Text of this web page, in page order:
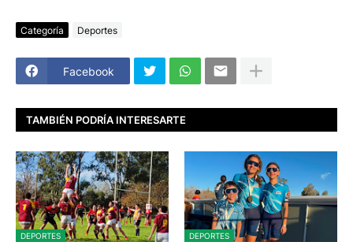
Categoría Deportes
Facebook
TAMBIÉN PODRÍA INTERESARTE
DEPORTES DEPORTES